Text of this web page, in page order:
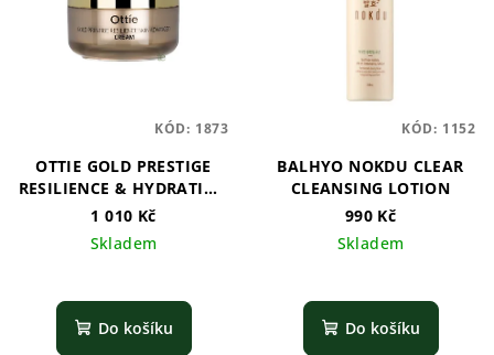
OTTIE GOLD PRESTIGE
RESILIENCE & HYDRATION
ADVANCED CREAM
1 010 Kč
Skladem
Do košíku
KÓD: 1873
BALHYO NOKDU CLEAR
CLEANSING LOTION
990 Kč
Skladem
Do košíku
KÓD: 1152